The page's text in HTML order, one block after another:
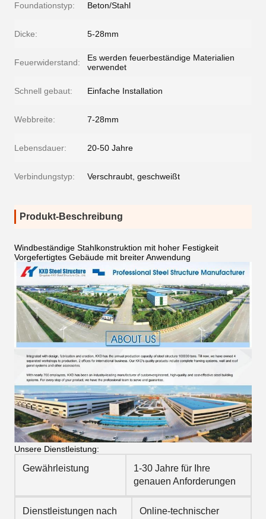
Foundationstyp: Beton/Stahl
Dicke: 5-28mm
Feuerwiderstand:
Es werden feuerbeständige Materialien
verwendet
Schnell gebaut: Einfache Installation
Webbreite: 7-28mm
Lebensdauer: 20-50 Jahre
Verbindungstyp: Verschraubt, geschweißt
Produkt-Beschreibung
Windbeständige Stahlkonstruktion mit hoher Festigkeit
Vorgefertigtes Gebäude mit breiter Anwendung
Unsere Dienstleistung:
Gewährleistung
1-30 Jahre für Ihre
genauen Anforderungen
Dienstleistungen nach Online-technischer